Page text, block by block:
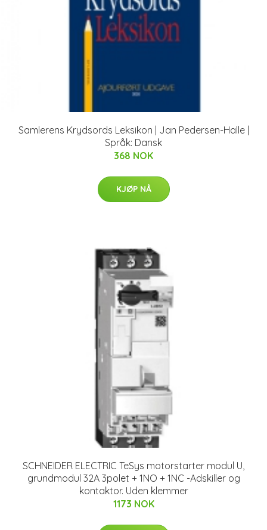
Samlerens Krydsords Leksikon | Jan Pedersen-Halle |
Språk: Dansk
368 NOK
KJØP NÅ
SCHNEIDER ELECTRIC TeSys motorstarter modul U,
grundmodul 32A 3polet + 1NO + 1NC -Adskiller og
kontaktor. Uden klemmer
1173 NOK